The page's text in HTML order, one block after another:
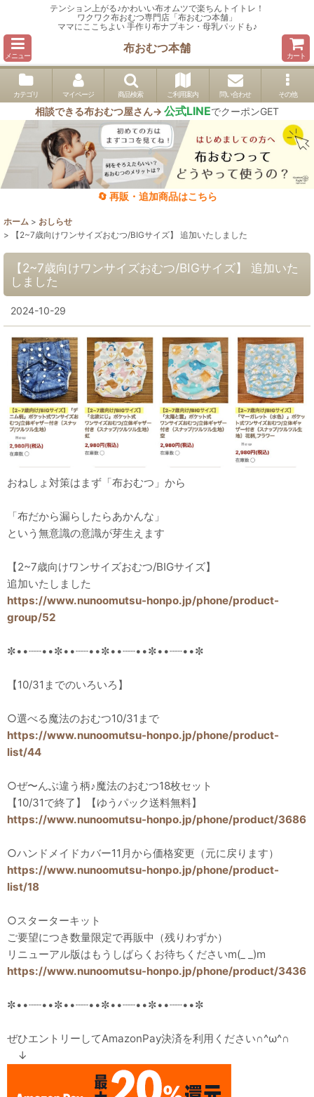
テンション上がる♪かわいい布オムツで楽ちんトイトレ！
ワクワク布おむつ専門店「布おむつ本舗」
ママにここちよい 手作り布ナプキン・母乳パッドも♪
メニュー
布おむつ本舗
カート
カテゴリ マイページ 商品検索 ご利用案内 問い合わせ その他
相談できる布おむつ屋さん→ 公式LINEでクーポンGET
🔄 再販・追加商品はこちら
ホーム > おしらせ
>
【2~7歳向けワンサイズおむつ/BIGサイズ】 追加いたしました
【2~7歳向けワンサイズおむつ/BIGサイズ】 追加いた
しました
2024-10-29
おねしょ対策はまず「布おむつ」から
「布だから漏らしたらあかんな」
という無意識の意識が芽生えます
【2~7歳向けワンサイズおむつ/BIGサイズ】
追加いたしました
https://www.nunoomutsu-honpo.jp/phone/product-
group/52
✼••┈┈••✼••┈┈••✼••┈┈••✼••┈┈••✼
【10/31までのいろいろ】
○選べる魔法のおむつ10/31まで
https://www.nunoomutsu-honpo.jp/phone/product-
list/44
○ぜ〜んぶ違う柄♪魔法のおむつ18枚セット
【10/31で終了】【ゆうパック送料無料】
https://www.nunoomutsu-honpo.jp/phone/product/3686
○ハンドメイドカバー11月から価格変更（元に戻ります）
https://www.nunoomutsu-honpo.jp/phone/product-
list/18
○スターターキット
ご要望につき数量限定で再販中（残りわずか）
リニューアル版はもうしばらくお待ちくださいm(_ _)m
https://www.nunoomutsu-honpo.jp/phone/product/3436
✼••┈┈••✼••┈┈••✼••┈┈••✼••┈┈••✼
ぜひエントリーしてAmazonPay決済を利用ください∩^ω^∩
↓